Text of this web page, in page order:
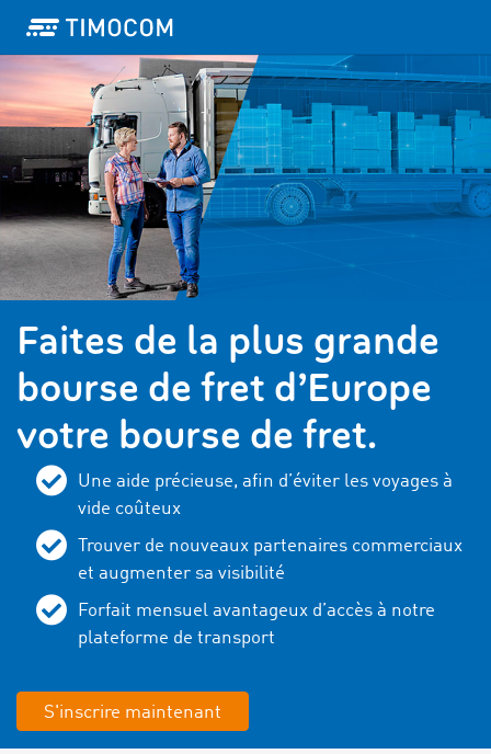
Faites de la plus grande
bourse de fret d’Europe
votre bourse de fret.
Une aide précieuse, afin d’éviter les voyages à
vide coûteux
Trouver de nouveaux partenaires commerciaux
et augmenter sa visibilité
Forfait mensuel avantageux d’accès à notre
plateforme de transport
S'inscrire maintenant